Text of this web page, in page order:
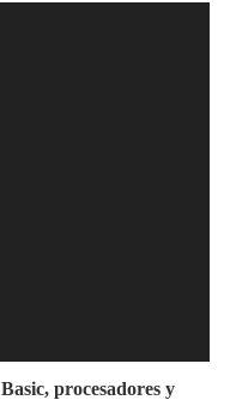
procesadores y